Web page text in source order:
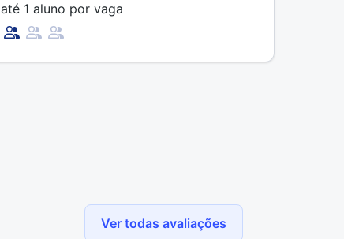
até 1 aluno por vaga
Ver todas avaliações